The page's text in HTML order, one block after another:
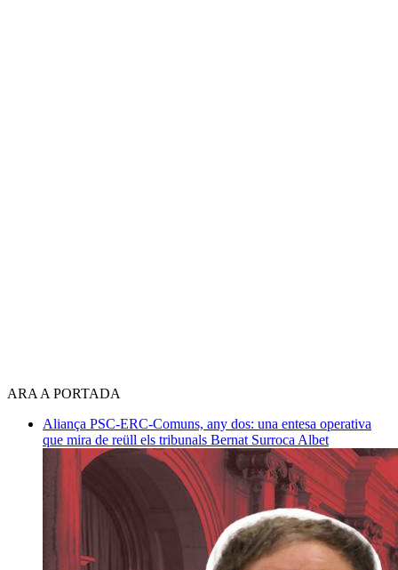
ARA A PORTADA
Aliança PSC-ERC-Comuns, any dos: una entesa operativa
que mira de reüll els tribunals Bernat Surroca Albet